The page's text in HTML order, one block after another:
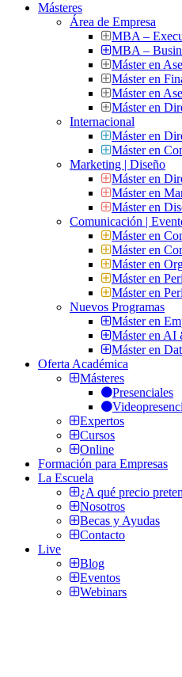
Másteres
Área de Empresa
MBA –
MBA –
Máster en
Máster en
Máster en
Máster en
Internacional
Máster en
Máster en
Marketing | Diseño
Máster en
Máster en
Máster en
Comunicación |
Máster en
Máster en
Máster en
Máster en
Máster en
Nuevos Programas
Máster en
Máster en AI
Máster en
Oferta Académica
Másteres
Presenciales
Expertos
Cursos
Online
Formación para Empresas
La Escuela
¿A qué precio
Nosotros
Becas y Ayudas
Contacto
Live
Blog
Eventos
Webinars